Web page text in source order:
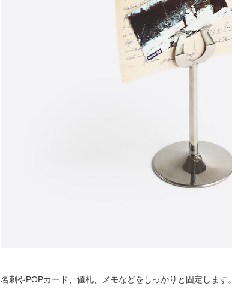
名刺やPOPカード、値札、メモなどをしっかりと固定します。